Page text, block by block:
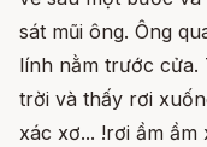
sát mũi ông. Ông
lính nằm trước cửa.
trời và thấy rơi
xác xơ... !rơi ầm ầm